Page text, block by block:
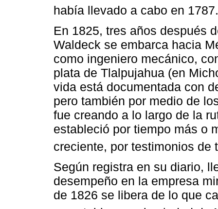
había llevado a cabo en 1787.
En 1825, tres años después
Waldeck se embarca hacia
como ingeniero mecánico,
plata de Tlalpujahua (en
vida está documentada con
pero también por medio de
fue creando a lo largo de la
estableció por tiempo más o
creciente, por testimonios de
Según registra en su diario,
desempeño en la empresa
de 1826 se libera de lo que